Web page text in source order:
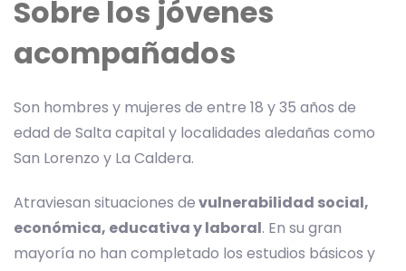
Sobre los jóvenes
acompañados
Son hombres y mujeres de entre 18 y 35 años de
edad de Salta capital y localidades aledañas como
San Lorenzo y La Caldera.
Atraviesan situaciones devulnerabilidad social,
económica, educativa y laboral. En su gran
mayoría no han completado los estudios básicos y